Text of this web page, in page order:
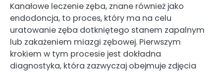
Kanałowe leczenie zęba, znane również jako
endodoncja, to proces, który ma na celu
uratowanie zęba dotkniętego stanem zapalnym
lub zakażeniem miazgi zębowej. Pierwszym
krokiem w tym procesie jest dokładna
diagnostyka, która zazwyczaj obejmuje zdjęcia